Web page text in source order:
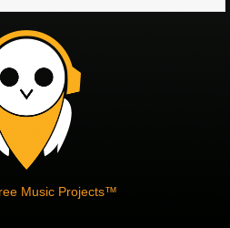
Music Projects™